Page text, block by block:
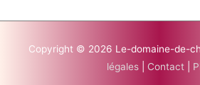
Copyright © 2026 Le-domaine-de-
légales
Contact